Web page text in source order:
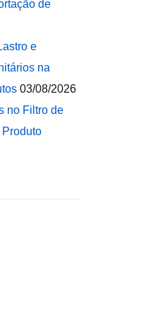
de
e
na
03/08/2026
no Filtro de